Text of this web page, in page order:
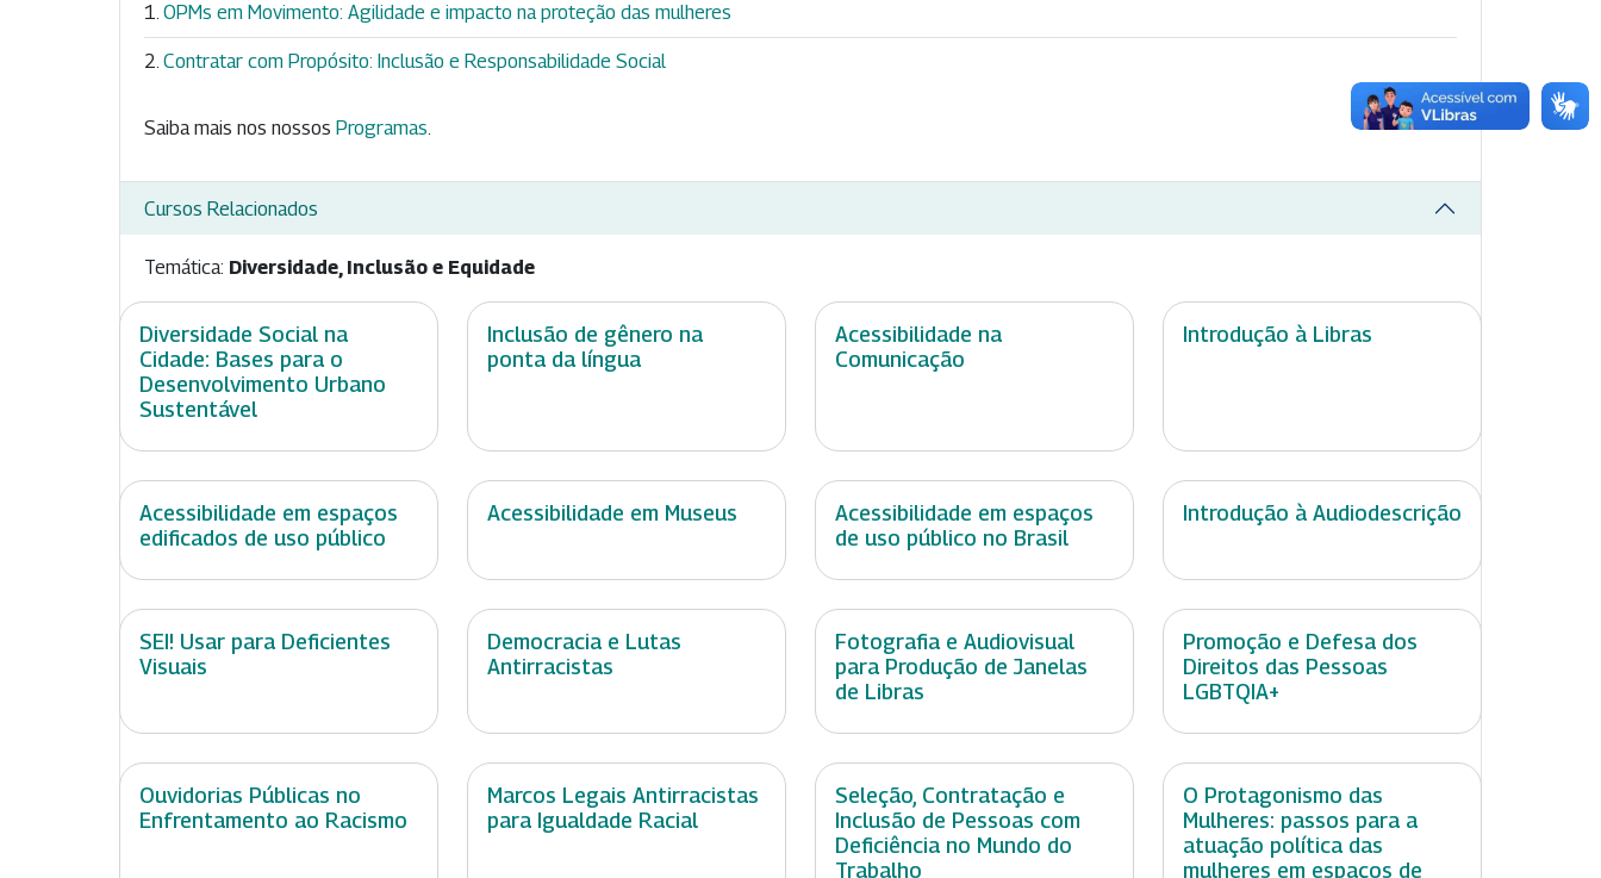
OPMs em Movimento: Agilidade e impacto na proteção das mulheres
Contratar com Propósito: Inclusão e Responsabilidade Social
Saiba mais nos nossos Programas.
Cursos Relacionados
Temática: Diversidade, Inclusão e Equidade
Diversidade Social na
Cidade: Bases para o
Desenvolvimento Urbano
Sustentável
Inclusão de gênero na
ponta da língua
Acessibilidade na
Comunicação
Introdução à Libras
Acessibilidade em espaços
edificados de uso público
Acessibilidade em Museus
Acessibilidade em espaços
de uso público no Brasil
Introdução à Audiodescrição
SEI! Usar para Deficientes
Visuais
Democracia e Lutas
Antirracistas
Fotografia e Audiovisual
para Produção de Janelas
de Libras
Promoção e Defesa dos
Direitos das Pessoas
LGBTQIA+
Ouvidorias Públicas no
Enfrentamento ao Racismo
Marcos Legais Antirracistas
para Igualdade Racial
Seleção, Contratação e
Inclusão de Pessoas com
Deficiência no Mundo do
Trabalho
O Protagonismo das
Mulheres: passos para a
atuação política das
mulheres em espaços de